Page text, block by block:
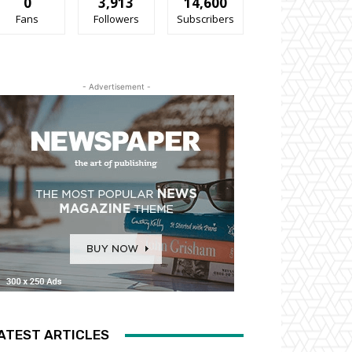
Fans Followers Subscribers
- Advertisement -
ARTICLES